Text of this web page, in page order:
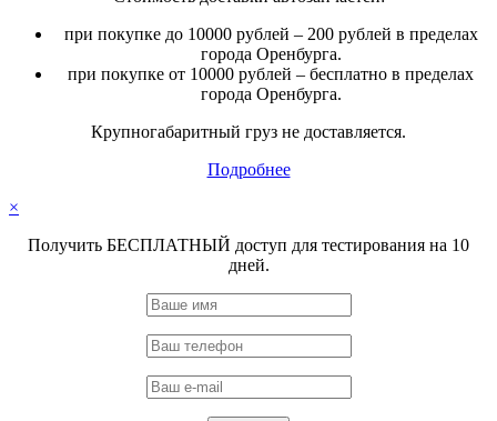
при покупке до 10000 рублей – 200 рублей в пределах
города Оренбурга.
при покупке от 10000 рублей – бесплатно в пределах
города Оренбурга.
Крупногабаритный груз не доставляется.
Подробнее
×
Получить БЕСПЛАТНЫЙ доступ для тестирования на 10
дней.